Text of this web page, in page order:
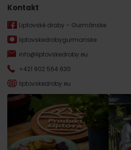
Kontakt
Liptovské droby – Gurmánske
liptovskedrobygurmanske
info@liptovskedroby.eu
+421 902 564 630
liptovskedroby.eu